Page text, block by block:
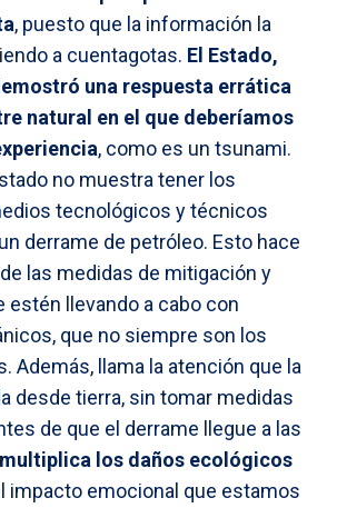
, puesto que la información la
a cuentagotas. El Estado,
una respuesta errática
natural en el que deberíamos
, como es un tsunami.
no muestra tener los
tecnológicos y técnicos
derrame de petróleo. Esto hace
las medidas de mitigación y
estén llevando a cabo con
que no siempre son los
Además, llama la atención que la
desde tierra, sin tomar medidas
de que el derrame llegue a las
multiplica los daños ecológicos
impacto emocional que estamos